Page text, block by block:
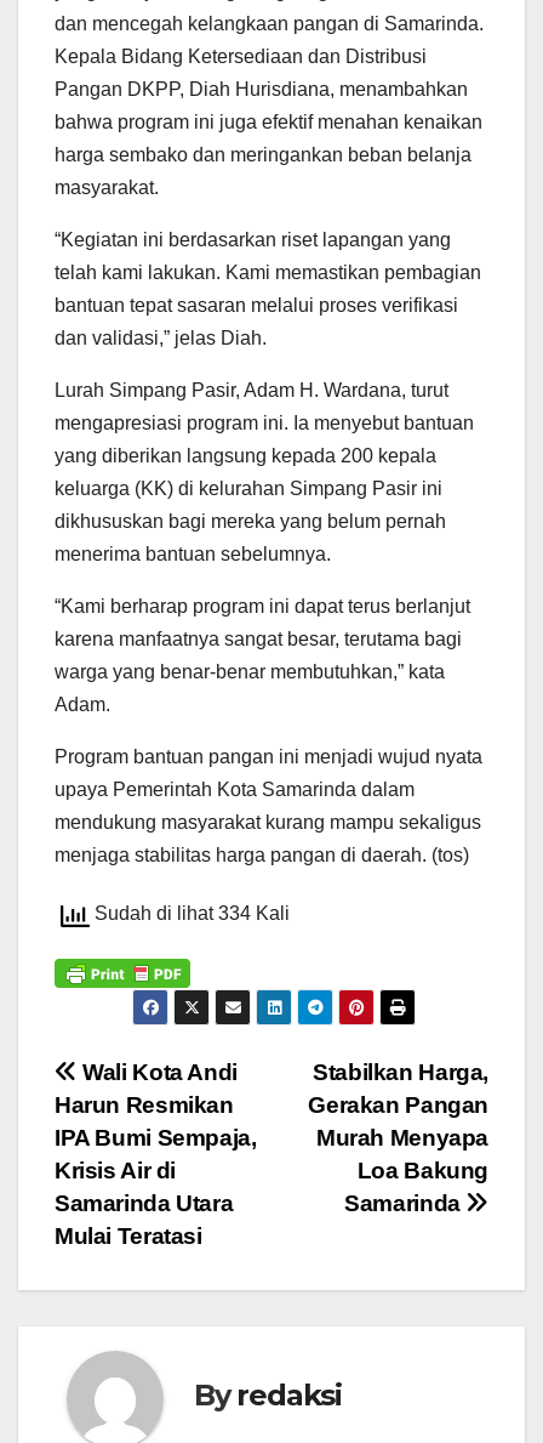
dan mencegah kelangkaan pangan di Samarinda.
Kepala Bidang Ketersediaan dan Distribusi
Pangan DKPP, Diah Hurisdiana, menambahkan
bahwa program ini juga efektif menahan kenaikan
harga sembako dan meringankan beban belanja
masyarakat.
“Kegiatan ini berdasarkan riset lapangan yang
telah kami lakukan. Kami memastikan pembagian
bantuan tepat sasaran melalui proses verifikasi
dan validasi,” jelas Diah.
Lurah Simpang Pasir, Adam H. Wardana, turut
mengapresiasi program ini. Ia menyebut bantuan
yang diberikan langsung kepada 200 kepala
keluarga (KK) di kelurahan Simpang Pasir ini
dikhususkan bagi mereka yang belum pernah
menerima bantuan sebelumnya.
“Kami berharap program ini dapat terus berlanjut
karena manfaatnya sangat besar, terutama bagi
warga yang benar-benar membutuhkan,” kata
Adam.
Program bantuan pangan ini menjadi wujud nyata
upaya Pemerintah Kota Samarinda dalam
mendukung masyarakat kurang mampu sekaligus
menjaga stabilitas harga pangan di daerah. (tos)
Sudah di lihat 334 Kali
Navigasi
pos
Stabilkan Harga,
Gerakan Pangan
Murah Menyapa
Loa Bakung
Samarinda
Wali Kota Andi
Harun Resmikan
IPA Bumi Sempaja,
Krisis Air di
Samarinda Utara
Mulai Teratasi
Byredaksi